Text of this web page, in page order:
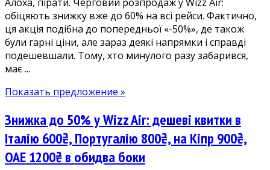
до
Кракова
700₴,
Берліна
700₴,
800₴,
Лісабона
800₴
обіцяють знижку вже до 60% на всі рейси. Фактично,
ця акція подібна до попередньої «-50%», де також
були гарні ціни, але зараз деякі напрямки і справді
подешевшали. Тому, хто минулого разу забарився,
має ...
Показать предложение »
Знижка до 50% у Wizz Air: дешеві квитки в
Італію 600₴, Португалію 800₴, на Кіпр 900₴,
ОАЕ 1200₴ в обидва боки